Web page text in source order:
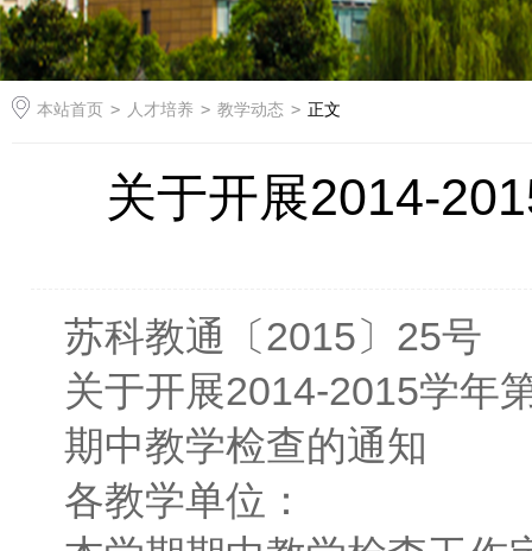
本站首页 > 人才培养 > 教学动态 > 正文
关于开展2014-
苏科教通〔2015〕25号
关于开展2014-2015学年
期中教学检查的通知
各教学单位：